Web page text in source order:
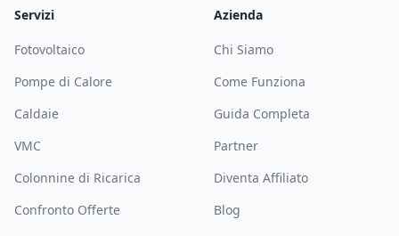
Servizi
Fotovoltaico
Pompe di Calore
Caldaie
VMC
Colonnine di Ricarica
Confronto Offerte
Azienda
Chi Siamo
Come Funziona
Guida Completa
Partner
Diventa Affiliato
Blog